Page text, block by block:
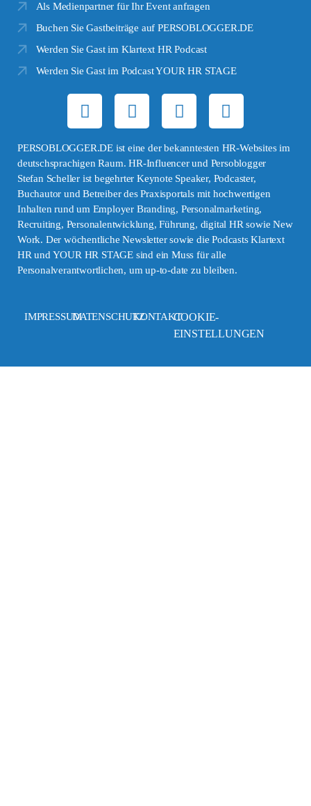
Als Medienpartner für Ihr Event anfragen
Buchen Sie Gastbeiträge auf PERSOBLOGGER.DE
Werden Sie Gast im Klartext HR Podcast
Werden Sie Gast im Podcast YOUR HR STAGE
PERSOBLOGGER.DE ist eine der bekanntesten HR-Websites im
deutschsprachigen Raum. HR-Influencer und Persoblogger
Stefan Scheller ist begehrter Keynote Speaker, Podcaster,
Buchautor und Betreiber des Praxisportals mit hochwertigen
Inhalten rund um Employer Branding, Personalmarketing,
Recruiting, Personalentwicklung, Führung, digital HR sowie New
Work. Der wöchentliche Newsletter sowie die Podcasts Klartext
HR und YOUR HR STAGE sind ein Muss für alle
Personalverantwortlichen, um up-to-date zu bleiben.
IMPRESSUMDATENSCHUTZKONTAKTCOOKIE-
EINSTELLUNGEN